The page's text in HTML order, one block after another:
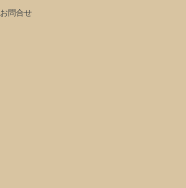
お問合せ